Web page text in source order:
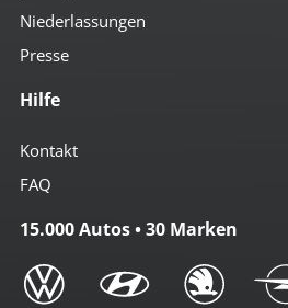
Niederlassungen
Presse
Hilfe
Kontakt
FAQ
15.000 Autos • 30 Marken